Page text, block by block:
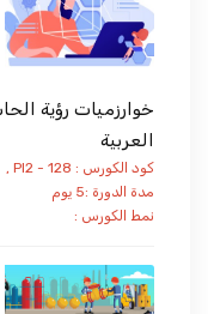
خوارزميات رؤية
العربية
كود الكورس : PI2 - 128 ,
مدة الدورة :5 يوم
نمط الكورس :